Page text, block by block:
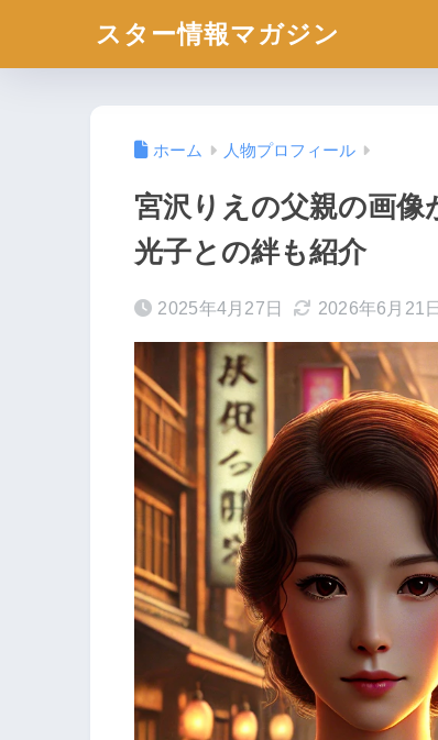
スター情報マガジン
ホーム 人物プロフィール
宮沢りえの父親の画像
光子との絆も紹介
2025年4月27日 2026年6月21日